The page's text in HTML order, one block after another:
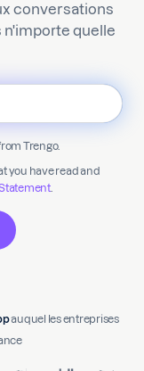
conversations
n'importe quelle
Trengo.
you have read and
.
auquel les entreprises